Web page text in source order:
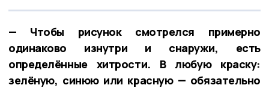
— Чтобы рисунок смотрелся примерно
одинаково изнутри и снаружи, есть
определённые хитрости. В любую краску:
зелёную, синюю или красную — обязательно